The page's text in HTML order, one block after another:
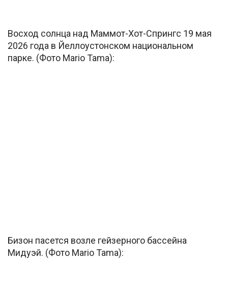
Восход солнца над Маммот-Хот-Спрингс 19 мая
2026 года в Йеллоустонском национальном
парке. (Фото Mario Tama):
Бизон пасется возле гейзерного бассейна
Мидуэй. (Фото Mario Tama):